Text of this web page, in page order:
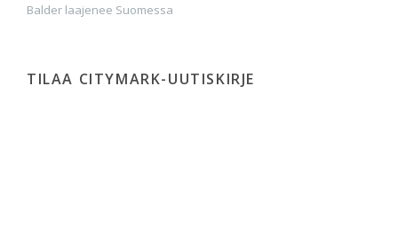
Balder laajenee Suomessa
TILAA CITYMARK-UUTISKIRJE